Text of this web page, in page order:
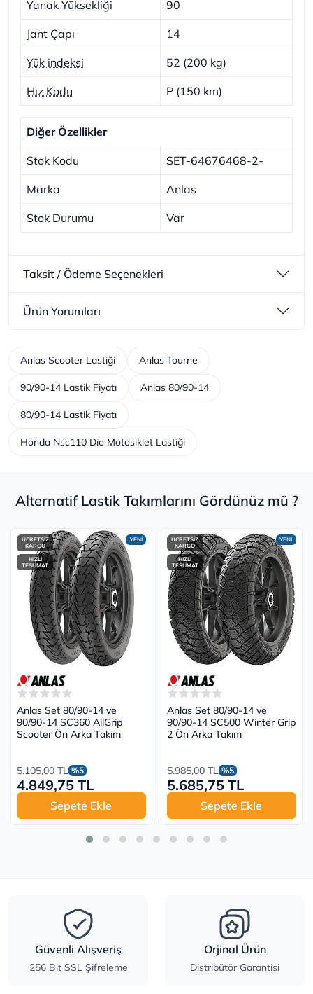
Yanak Yüksekliği 90
Jant Çapı 14
Yük indeksi 52 (200 kg)
Hız Kodu P (150 km)
Diğer Özellikler
Stok Kodu SET-64676468-2-
Marka Anlas
Stok Durumu Var
Taksit / Ödeme Seçenekleri
Ürün Yorumları
Anlas Scooter Lastiği Anlas Tourne
90/90-14 Lastik Fiyatı Anlas 80/90-14
80/90-14 Lastik Fiyatı
Honda Nsc110 Dio Motosiklet Lastiği
Alternatif Lastik Takımlarını Gördünüz mü ?
YENİ
ÜCRETSİZ
KARGO
HIZLI
TESLİMAT
Anlas Set 80/90-14 ve
90/90-14 SC360 AllGrip
Scooter Ön Arka Takım
5.105,00 TL %5
4.849,75 TL
Sepete Ekle
YENİ
ÜCRETSİZ
KARGO
HIZLI
TESLİMAT
Anlas Set 80/90-14 ve
90/90-14 SC500 Winter Grip
2 Ön Arka Takım
5.985,00 TL %5
5.685,75 TL
Sepete Ekle
Güvenli Alışveriş
256 Bit SSL Şifreleme
Orjinal Ürün
Distribütör Garantisi